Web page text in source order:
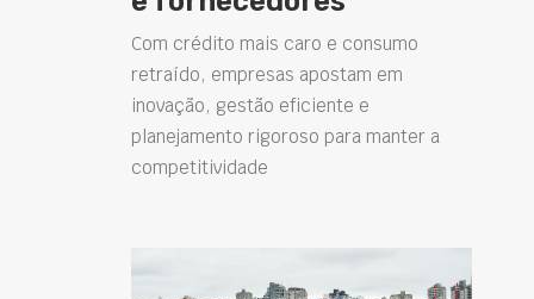
Com crédito mais caro e consumo
retraído, empresas apostam em
inovação, gestão eficiente e
planejamento rigoroso para manter a
competitividade